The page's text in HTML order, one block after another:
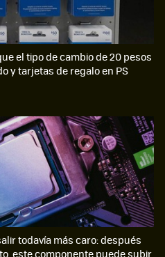
el tipo de cambio de 20 pesos
y tarjetas de regalo en PS
todavía más caro: después
este componente puede subir